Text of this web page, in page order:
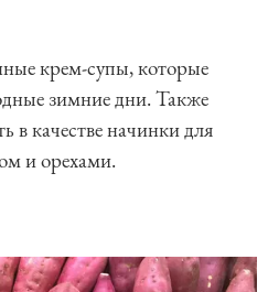
крем-супы, которые
зимние дни. Также
в качестве начинки для
и орехами.